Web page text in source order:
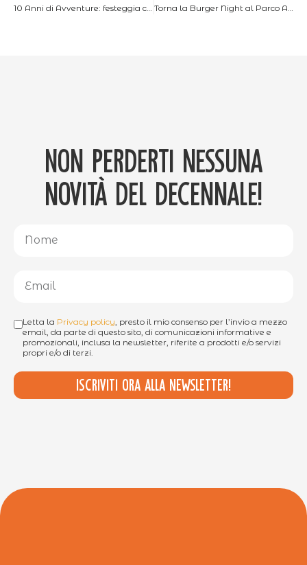
Non perderti nessuna
novità del decennale!
Letta la Privacy policy , presto il mio consenso per l’invio a mezzo
email, da parte di questo sito, di comunicazioni informative e
promozionali, inclusa la newsletter, riferite a prodotti e/o servizi
propri e/o di terzi.
Iscriviti ora alla newsletter!